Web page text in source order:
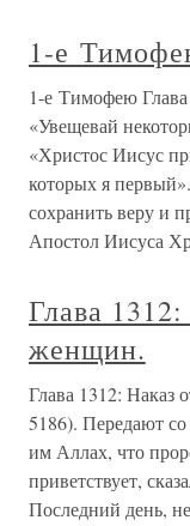
1-е
1-е Тимофею
«Увещевай
«Христос Иисус
которых я
сохранить веру и
Апостол Иисуса
Глава
женщин.
Глава 1312: Наказ
5186). Передают
им Аллах, что
приветствует,
Последний день,